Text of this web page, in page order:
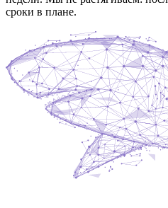
сроки в плане.